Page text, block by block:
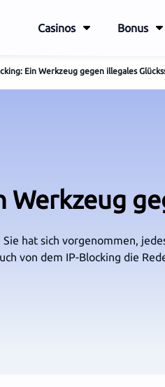
Casinos Bonus
Ein Werkzeug gegen illegales
Werkzeug
hat sich vorgenommen,
von dem IP-Blocking die